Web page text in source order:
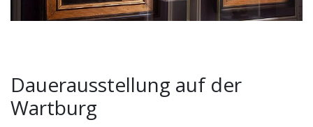
Margarete Luther
Dauerausstellung auf der
Wartburg